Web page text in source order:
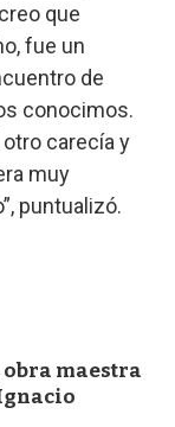
que
fue un
de
conocimos.
carecía y
muy
puntualizó.
obra maestra